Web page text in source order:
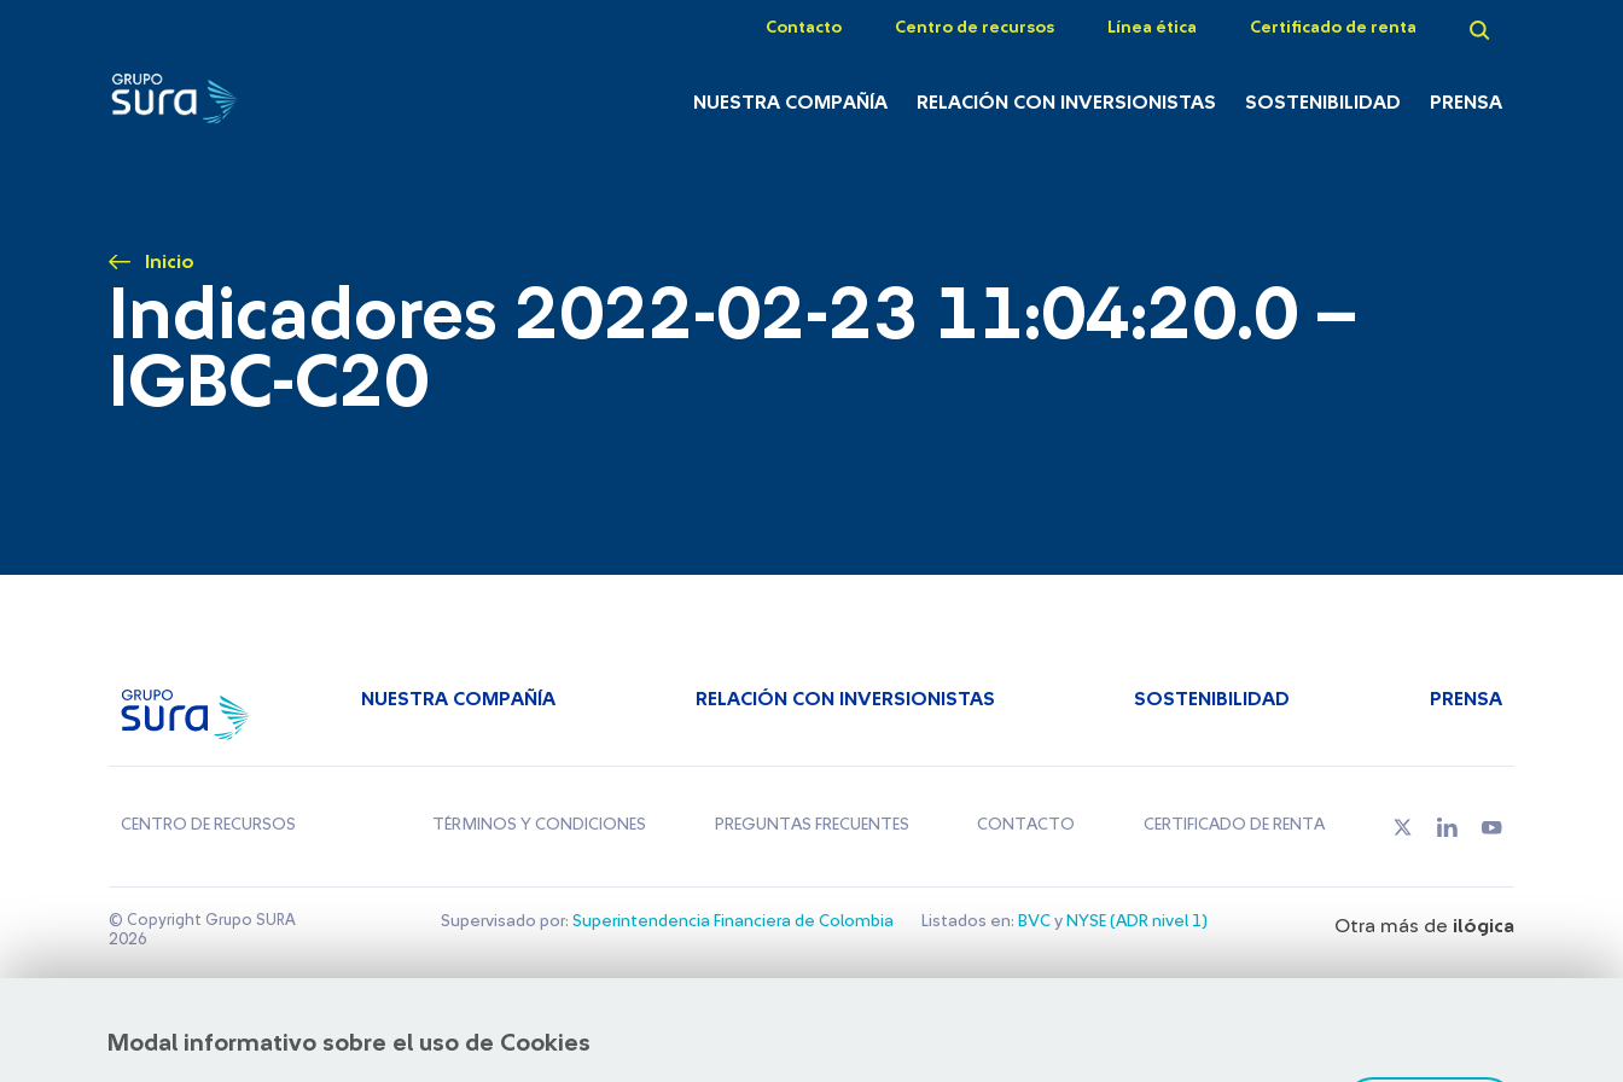
Contacto Centro de recursos Línea ética Certificado de renta
NUESTRA COMPAÑÍA RELACIÓN CON INVERSIONISTAS SOSTENIBILIDAD PRENSA
Inicio
Indicadores 2022-02-23 11:04:20.0 –
IGBC-C20
Modal informativo sobre el uso de Cookies
NUESTRA COMPAÑÍA RELACIÓN CON INVERSIONISTAS SOSTENIBILIDAD PRENSA
CENTRO DE RECURSOS TÉRMINOS Y CONDICIONES PREGUNTAS FRECUENTES CONTACTO CERTIFICADO DE RENTA
© Copyright Grupo SURA
2026
Supervisado por: Superintendencia Financiera de Colombia Listados en: BVCy NYSE (ADR nivel 1) Otra más de ilógica